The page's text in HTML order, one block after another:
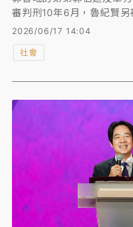
審判刑10年6月，魯紀賢
崡、陳旻琪及華航員工葛
岸，再被依違反《國安法
年4月到6年2月不等徒刑
2026/06/17 14:04
社會